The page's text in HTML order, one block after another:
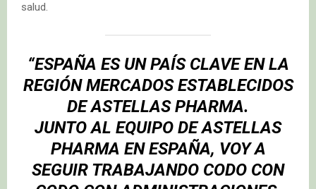
salud.
“ESPAÑA ES UN PAÍS CLAVE EN LA
REGIÓN MERCADOS ESTABLECIDOS
DE ASTELLAS PHARMA.
JUNTO AL EQUIPO DE ASTELLAS
PHARMA EN ESPAÑA, VOY A
SEGUIR TRABAJANDO CODO CON